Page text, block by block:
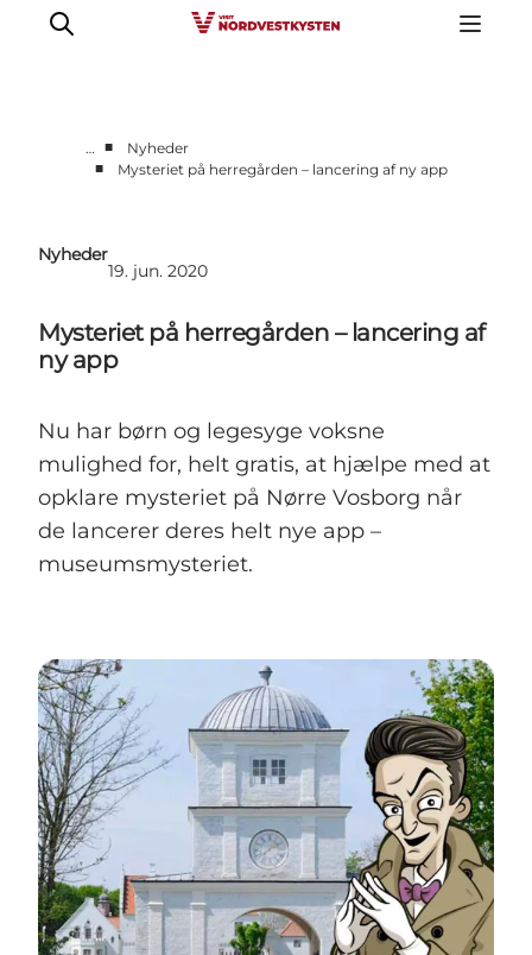
Handicapvenlig ferie
Overnatning
Planlæg din ferie
… ■
Nyheder
■
Mysteriet på herregården – lancering af ny app
Nyheder
19. jun. 2020
Mysteriet på herregården – lancering af
ny app
Nu har børn og legesyge voksne
mulighed for, helt gratis, at hjælpe med at
opklare mysteriet på Nørre Vosborg når
de lancerer deres helt nye app –
museumsmysteriet.